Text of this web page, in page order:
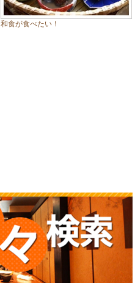
和食が食べたい！